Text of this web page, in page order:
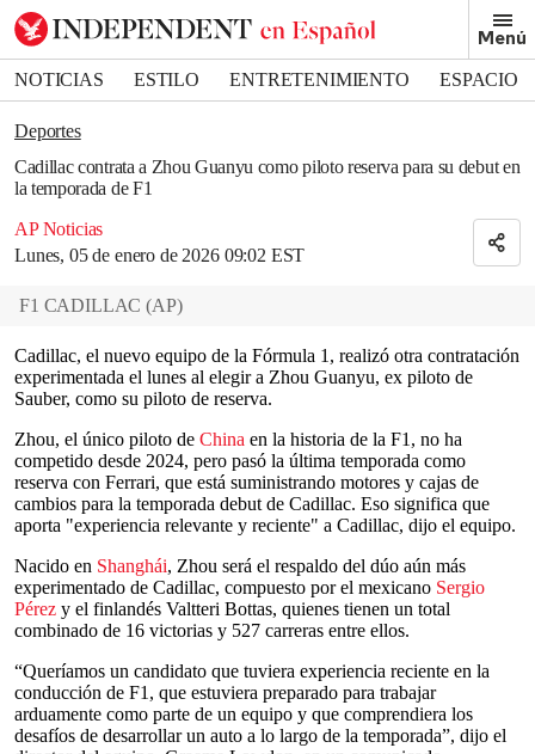
Menú
NOTICIAS ESTILO ENTRETENIMIENTO
ESPACIO
DEPORTES
Deportes
Cadillac contrata a Zhou Guanyu como piloto reserva para su debut en
la temporada de F1
AP Noticias
Lunes, 05 de enero de 2026 09:02 EST
Bookmark popover
Removed from bookmarks
Close popover
F1 CADILLAC (AP)
Cadillac, el nuevo equipo de la Fórmula 1, realizó otra contratación
experimentada el lunes al elegir a Zhou Guanyu, ex piloto de
Sauber, como su piloto de reserva.
Zhou, el único piloto de China en la historia de la F1, no ha
competido desde 2024, pero pasó la última temporada como
reserva con Ferrari, que está suministrando motores y cajas de
cambios para la temporada debut de Cadillac. Eso significa que
aporta "experiencia relevante y reciente" a Cadillac, dijo el equipo.
Nacido en Shanghái, Zhou será el respaldo del dúo aún más
experimentado de Cadillac, compuesto por el mexicano Sergio
Pérez y el finlandés Valtteri Bottas, quienes tienen un total
combinado de 16 victorias y 527 carreras entre ellos.
“Queríamos un candidato que tuviera experiencia reciente en la
conducción de F1, que estuviera preparado para trabajar
arduamente como parte de un equipo y que comprendiera los
desafíos de desarrollar un auto a lo largo de la temporada”, dijo el